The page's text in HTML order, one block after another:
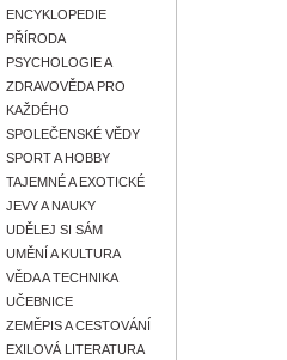
ENCYKLOPEDIE
PŘÍRODA
PSYCHOLOGIE A
ZDRAVOVĚDA PRO
KAŽDÉHO
SPOLEČENSKÉ VĚDY
SPORT A HOBBY
TAJEMNÉ A EXOTICKÉ
JEVY A NAUKY
UDĚLEJ SI SÁM
UMĚNÍ A KULTURA
VĚDA A TECHNIKA
UČEBNICE
ZEMĚPIS A CESTOVÁNÍ
EXILOVÁ LITERATURA